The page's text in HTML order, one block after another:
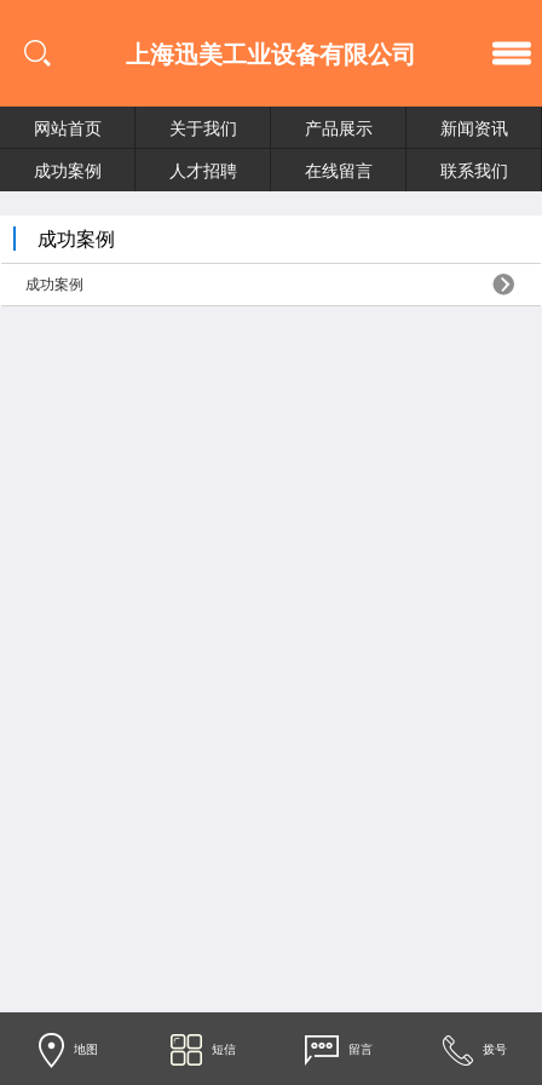
上海迅美工业设备有限公司
网站首页 关于我们 产品展示
新闻资讯
成功案例
人才招聘 在线留言 联系我们
成功案例
成功案例
地图 短信 留言 拨号